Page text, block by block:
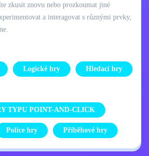
zkusit znovu nebo prozkoumat jiné
a interagovat s různými prvky,
Logické hry Hledací hry
TYPU POINT-AND-CLICK
Police hry Příběhové hry